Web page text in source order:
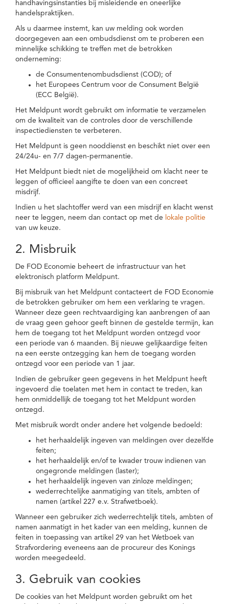
handhavingsinstanties bij misleidende en oneerlijke
handelspraktijken.
Als u daarmee instemt, kan uw melding ook worden
doorgegeven aan een ombudsdienst om te proberen een
minnelijke schikking te treffen met de betrokken
onderneming:
de Consumentenombudsdienst (COD); of
het Europees Centrum voor de Consument België
(ECC België).
Het Meldpunt wordt gebruikt om informatie te verzamelen
om de kwaliteit van de controles door de verschillende
inspectiediensten te verbeteren.
Het Meldpunt is geen nooddienst en beschikt niet over een
24/24u- en 7/7 dagen-permanentie.
Het Meldpunt biedt niet de mogelijkheid om klacht neer te
leggen of officieel aangifte te doen van een concreet
misdrijf.
Indien u het slachtoffer werd van een misdrijf en klacht wenst
neer te leggen, neem dan contact op met de lokale politie
van uw keuze.
2. Misbruik
De FOD Economie beheert de infrastructuur van het
elektronisch platform Meldpunt.
Bij misbruik van het Meldpunt contacteert de FOD Economie
de betrokken gebruiker om hem een verklaring te vragen.
Wanneer deze geen rechtvaardiging kan aanbrengen of aan
de vraag geen gehoor geeft binnen de gestelde termijn, kan
hem de toegang tot het Meldpunt worden ontzegd voor
een periode van 6 maanden. Bij nieuwe gelijkaardige feiten
na een eerste ontzegging kan hem de toegang worden
ontzegd voor een periode van 1 jaar.
Indien de gebruiker geen gegevens in het Meldpunt heeft
ingevoerd die toelaten met hem in contact te treden, kan
hem onmiddellijk de toegang tot het Meldpunt worden
ontzegd.
Met misbruik wordt onder andere het volgende bedoeld:
het herhaaldelijk ingeven van meldingen over dezelfde
feiten;
het herhaaldelijk en/of te kwader trouw indienen van
ongegronde meldingen (laster);
het herhaaldelijk ingeven van zinloze meldingen;
wederrechtelijke aanmatiging van titels, ambten of
namen (artikel 227 e.v. Strafwetboek).
Wanneer een gebruiker zich wederrechtelijk titels, ambten of
namen aanmatigt in het kader van een melding, kunnen de
feiten in toepassing van artikel 29 van het Wetboek van
Strafvordering eveneens aan de procureur des Konings
worden meegedeeld.
3. Gebruik van cookies
De cookies van het Meldpunt worden gebruikt om het